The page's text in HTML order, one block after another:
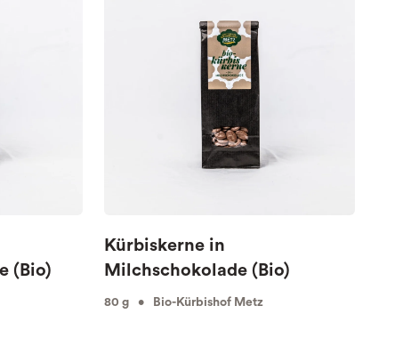
(Bio)
Kürbiskerne in
Milchschokolade (Bio)
80 g • Bio-Kürbishof Metz